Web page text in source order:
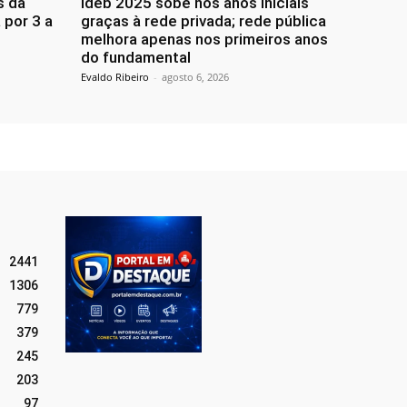
por 3 a
graças à rede privada; rede pública
melhora apenas nos primeiros anos
do fundamental
Evaldo Ribeiro - agosto 6, 2026
2441
1306
779
379
245
203
97